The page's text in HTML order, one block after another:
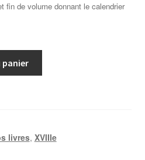
fin de volume donnant le calendrier
panier
livres, XVIIIe